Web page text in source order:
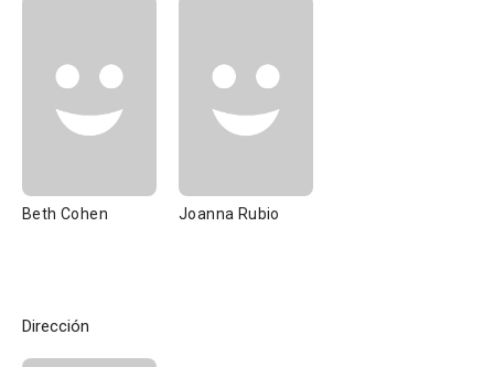
Beth Cohen Joanna Rubio
Dirección